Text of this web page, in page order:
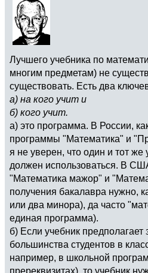
Лучшего учебника по
многим предметам) не
существовать. Есть два
а) на кого учит и
б) кого учит.
а) это программа. В России,
программы "Математика" и
я не уверен, что один и тот же
должен использоваться. В
"Математика мажор" и
получения бакалавра нужно,
или два минора), да часто
единая программа).
б) Если учебник предполагает
большинства студентов в
например, в школьной
пререквизитах), то учебник